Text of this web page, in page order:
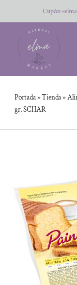
al
contenido
Cupón
Portada»Tienda»
gr. SCHAR